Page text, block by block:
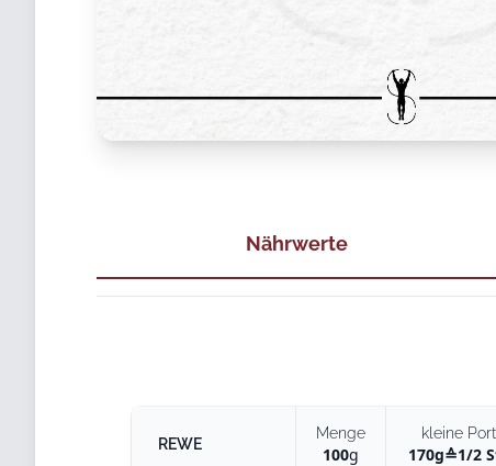
Nährwerte
REWE
Menge
100g
kleine
170g≙1/2